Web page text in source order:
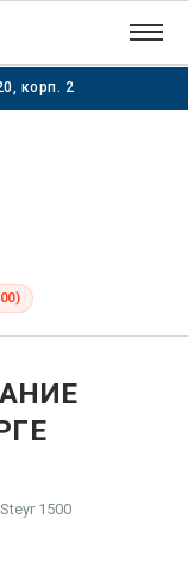
корп. 2
Steyr 1500